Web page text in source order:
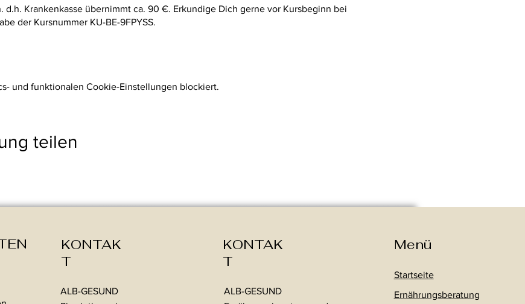
d.h. Krankenkasse übernimmt ca. 90 €. Erkundige Dich gerne vor Kursbeginn bei
der Kursnummer KU-BE-9FPYSS.
und funktionalen Cookie-Einstellungen blockiert.
teilen
KONTAK
T
ALB-GESUND
KONTAK
T
ALB-GESUND
Menü
Startseite
Ernährungsberatung